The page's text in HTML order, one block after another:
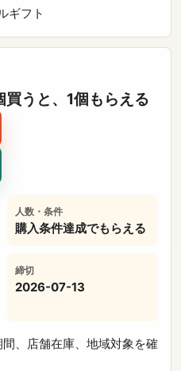
ギフト
うと、1個もらえる
人数・条件
購入条件達成でもらえる
締切
2026-07-13
、店舗在庫、地域対象を確